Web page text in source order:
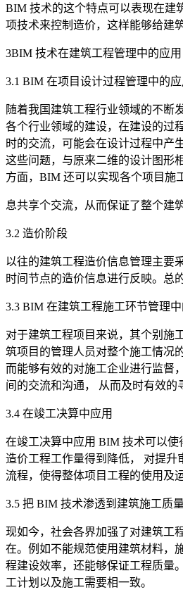
BIM 技术的这个特点可以表现在建
项技术来控制造价，这样能够给建
3BIM 技术在建筑工程管理中的应用
3.1 BIM 在项目设计过程管理中的应
随着我国建筑工程行业领域的不断
各个行业领域的建设，在建设的过
时的交流，可能会在设计过程中产
这些问题，与原来二维的设计图形
方面，BIM 还可以实现各个项目施
息共享个交流，从而保证了整个建
3.2 造价阶段
以往的建筑工程造价信息管理主要
时间节点的造价信息进行反映。总
3.3 BIM 在建筑工程施工环节管理中
对于建筑工程项目来说，其个别施
筑项目的管理人员对整个施工情况
而能够有效的对施工企业进行监督
间的交流和沟通， 从而及时有效的
3.4 在竣工决算中应用
在竣工决算中应用 BIM 技术可以
造价工程工作量得到降低， 对提
流程，使得整体项目工程的使用及
3.5 把 BIM 技术渗透到建筑施工质
现如今，社会各界加强了对建筑工
在。例如不能规范使用建筑材料，
程建设效率，还能够保证工程质量
工计划以及施工需要相一致。